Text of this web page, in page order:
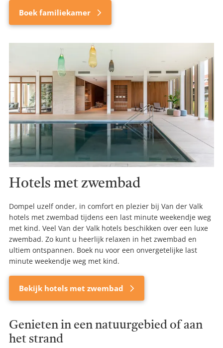
Boek familiekamer
Hotels met zwembad
Dompel uzelf onder, in comfort en plezier bij Van der Valk
hotels met zwembad tijdens een last minute weekendje weg
met kind. Veel Van der Valk hotels beschikken over een luxe
zwembad. Zo kunt u heerlijk relaxen in het zwembad en
ultiem ontspannen. Boek nu voor een onvergetelijke last
minute weekendje weg met kind.
Bekijk hotels met zwembad
Genieten in een natuurgebied of aan
het strand